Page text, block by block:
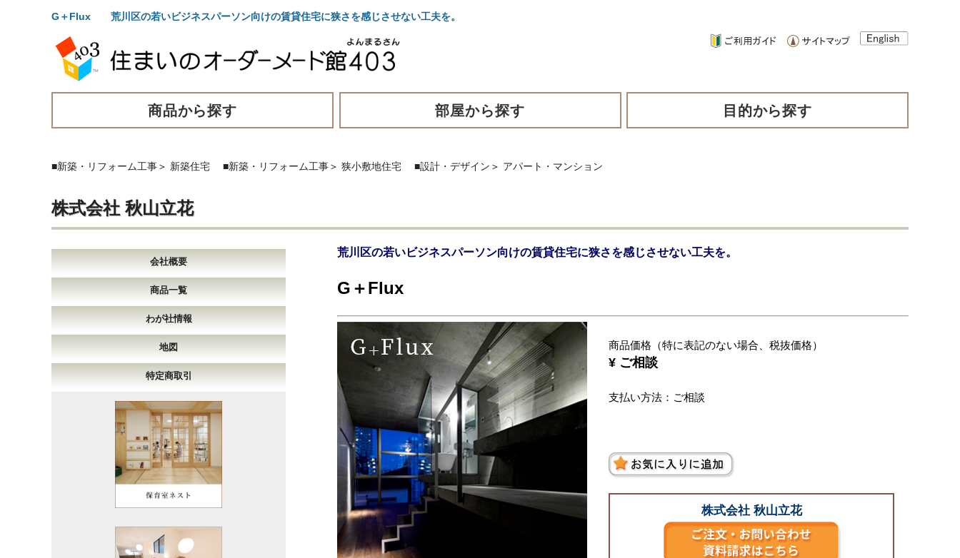
G＋Flux 荒川区の若いビジネスパーソン向けの賃貸住宅に狭さを感じさせない工夫を。
商品から探す 部屋から探す 目的から探す
■新築・リフォーム工事＞ 新築住宅 ■新築・リフォーム工事＞ 狭小敷地住宅 ■設計・デザイン ＞ アパート・マンション
株式会社 秋山立花
会社概要
商品一覧
わが社情報
地図
特定商取引
荒川区の若いビジネスパーソン向けの賃貸住宅に狭さを感じさせない工夫を。
G＋Flux
商品価格（特に表記のない場合、税抜価格）
¥ ご相談
支払い方法：ご相談
株式会社 秋山立花